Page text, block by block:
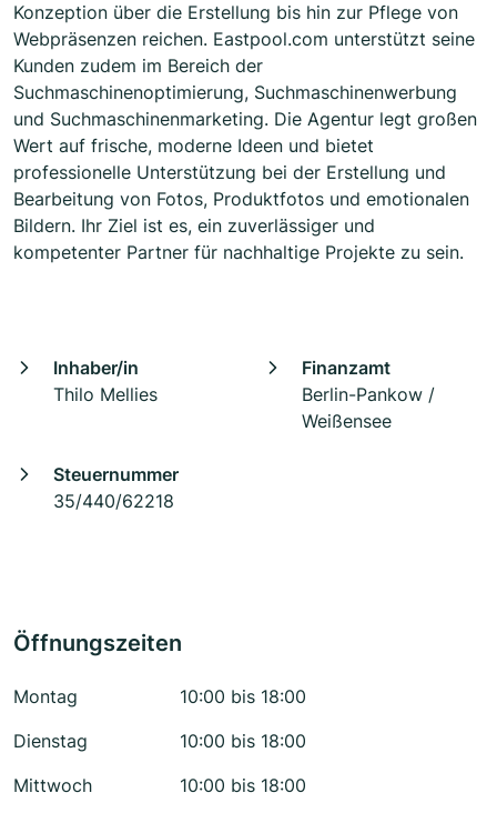
Konzeption über die Erstellung bis hin zur Pflege von
Webpräsenzen reichen. Eastpool.com unterstützt seine
Kunden zudem im Bereich der
Suchmaschinenoptimierung, Suchmaschinenwerbung
und Suchmaschinenmarketing. Die Agentur legt großen
Wert auf frische, moderne Ideen und bietet
professionelle Unterstützung bei der Erstellung und
Bearbeitung von Fotos, Produktfotos und emotionalen
Bildern. Ihr Ziel ist es, ein zuverlässiger und
kompetenter Partner für nachhaltige Projekte zu sein.
Inhaber/in
Thilo Mellies
Finanzamt
Berlin-Pankow /
Weißensee
Steuernummer
35/440/62218
Öffnungszeiten
Montag
10:00 bis 18:00
Dienstag
10:00 bis 18:00
Mittwoch
10:00 bis 18:00